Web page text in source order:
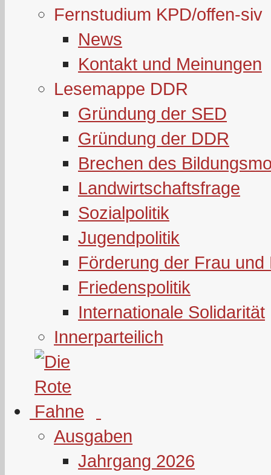
Fernstudium KPD/offen-siv
News
Kontakt und Meinungen
Lesemappe DDR
Gründung der SED
Gründung der DDR
Brechen des
Landwirtschaftsfrage
Sozialpolitik
Jugendpolitik
Förderung der Frau und
Friedenspolitik
Internationale Solidarität
Innerparteilich
Ausgaben
Jahrgang 2026